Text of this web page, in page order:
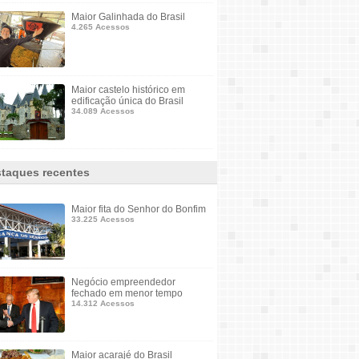
Maior Galinhada do Brasil
4.265 Acessos
Maior castelo histórico em
edificação única do Brasil
34.089 Acessos
recentes
Maior fita do Senhor do Bonfim
33.225 Acessos
Negócio empreendedor
fechado em menor tempo
14.312 Acessos
Maior acarajé do Brasil